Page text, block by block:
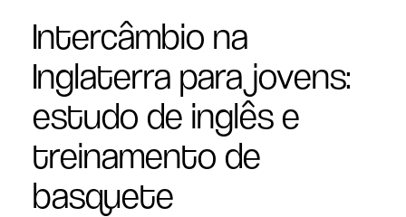
Intercâmbio na
Inglaterra para jovens:
estudo de inglês e
treinamento de
basquete